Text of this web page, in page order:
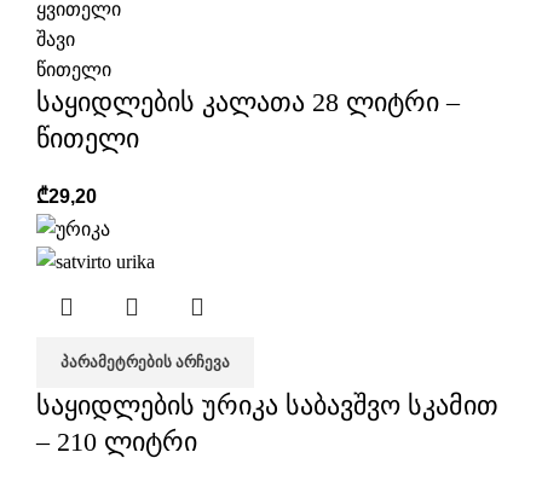
ყვითელი
შავი
წითელი
საყიდლების კალათა 28 ლიტრი –
წითელი
₾29,20
ᲞᲐᲠᲐᲛᲔᲢᲠᲔᲑᲘᲡ ᲐᲠᲩᲔᲕᲐ
საყიდლების ურიკა საბავშვო სკამით
– 210 ლიტრი